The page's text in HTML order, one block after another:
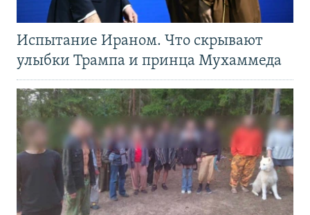
Испытание Ираном. Что скрывают
улыбки Трампа и принца Мухаммеда